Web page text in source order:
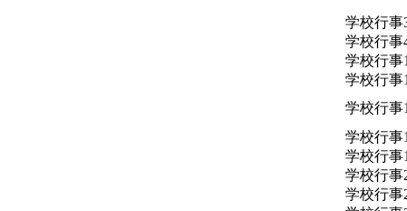
学校行事
学校行事
学校行事
学校行事
学校行事
学校行事
学校行事
学校行事
学校行事